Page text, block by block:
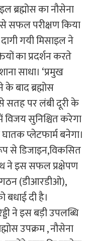
ब्रह्मोस का नौसेना
सफल परीक्षण किया
गयी मिसाइल ने
का प्रदर्शन करते
साधा। ‘प्रमुख
बाद ब्रह्मोस
सतह पर लंबी दूरी के
सुनिश्चित करेगा
प्लेटफार्म बनेगा।
से डिजाइन,विकसित
ने इस सफल प्रक्षेपण
(डीआरडीओ),
बधाई दी है।
ने इस बड़ी उपलब्धि
उपक्रम , नौसेना